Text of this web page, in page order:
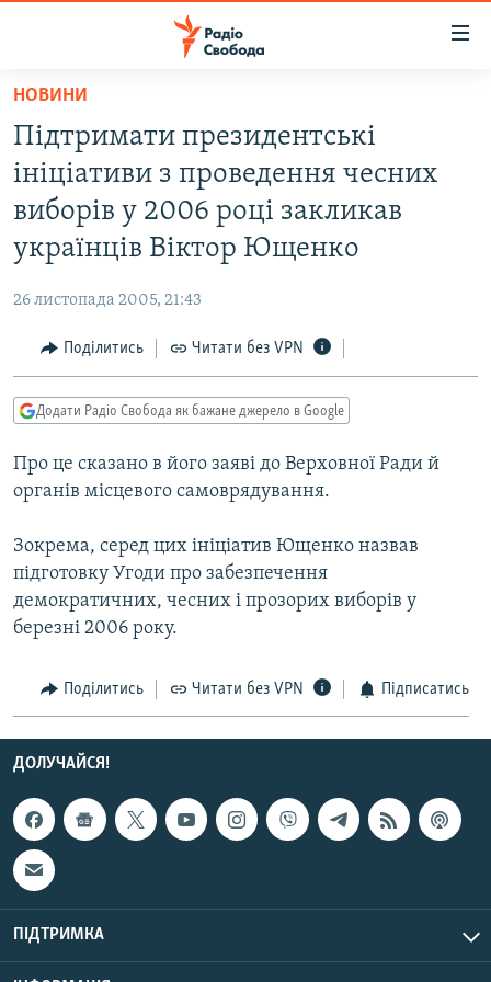
Перейти
основного
матеріалу
Перейти
до
основної
Перейти
пошуку
ВСЕ ЗА ДОБУ
СТАТТІ
ПОЛІТИКА
КУЛЬТУРА
СПОРТ
СВІТ
ДОНБАС.РЕАЛІЇ
КРИМ.РЕАЛІЇ
ТИ ЯК?
КИТАЙ.ВИКЛИКИ
ФОТО
СПЕЦПРОЄКТИ
ПОДКАСТИ
КРИМ РЕАЛІЇ
РУС
УКР
КТАТ
ДОЛУЧАЙСЯ!
НОВИНИ
Підтримати президентські
ініціативи з проведення чесних
виборів у 2006 році закликав
українців Віктор Ющенко
26 листопада 2005, 21:43
Поділитись Читати без VPN
Додати Радіо Свобода як бажане джерело в Google
Про це сказано в його заяві до Верховної Ради й
органів місцевого самоврядування.
Зокрема, серед цих ініціатив Ющенко назвав
підготовку Угоди про забезпечення
демократичних, чесних і прозорих виборів у
березні 2006 року.
Поділитись Читати без VPN Підписатись
ДОЛУЧАЙСЯ!
ПІДТРИМКА